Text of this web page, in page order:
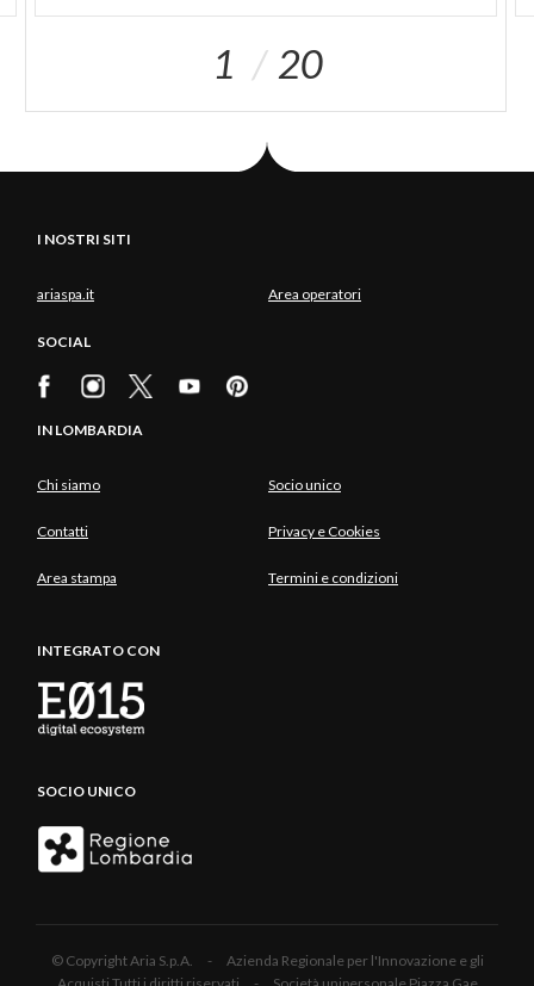
1 20
I NOSTRI SITI
ariaspa.it Area operatori
SOCIAL
IN LOMBARDIA
Chi siamo Socio unico
Contatti Privacy e Cookies
Area stampa Termini e condizioni
INTEGRATO CON
SOCIO UNICO
© Copyright Aria S.p.A. - Azienda Regionale per l'Innovazione e gli